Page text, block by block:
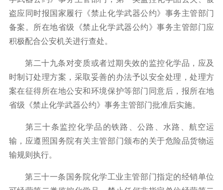
盗应同时报国家履行《禁止化学武器公约》事务主管部门
备案。所在地省级《禁止化学武器公约》事务主管部门应
积极配合公安机关进行查处。
第二十九条对变质或者过期失效的监控化学品，应及
时制订处理方案，采取妥善的办法予以安全处理，处理方
案在征得所在地公安和环境保护等部门同意后，报所在地
省级《禁止化学武器公约》事务主管部门批准后实施。
第三十条监控化学品的铁路、公路、水路、航空运
输，应遵照国务院有关主管部门颁布的关于危险品货物运
输规则执行。
第三十一条国务院化学工业主管部门指定的经销单位